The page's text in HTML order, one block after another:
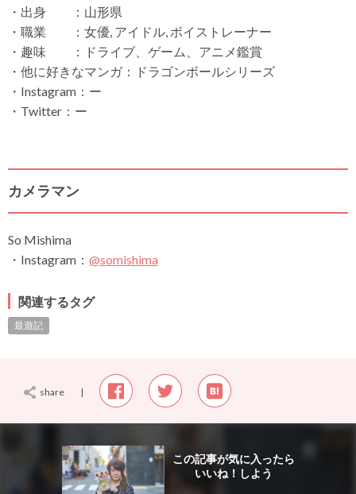
・出身 ：山形県
・職業 ：女優, アイドル, ボイストレーナー
・趣味 ：ドライブ、ゲーム、アニメ鑑賞
・他に好きなマンガ：ドラゴンボールシリーズ
・Instagram：ー
・Twitter：ー
カメラマン
So Mishima
・Instagram： @somishima
関連するタグ
最遊記
share |
この記事が気に入ったら
いいね！しよう